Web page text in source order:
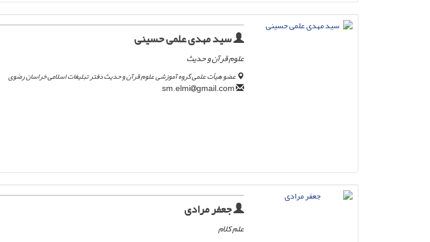
سید مهدی علمی حسینی
علوم قرآن و حدیث
عضو هیأت علمی گروه آموزشی علوم قرآن و حدیث دفتر تبلیغات اسلامی خراسان رضوی
gmail.com
جعفر مرادی
علم کلام